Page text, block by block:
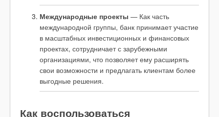
Международные проекты — Как часть
международной группы, банк принимает участие
в масштабных инвестиционных и финансовых
проектах, сотрудничает с зарубежными
организациями, что позволяет ему расширять
свои возможности и предлагать клиентам более
выгодные решения.
Как воспользоваться